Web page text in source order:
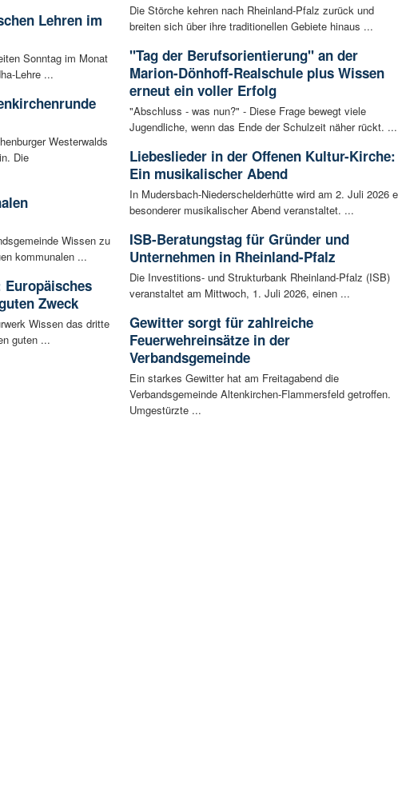
Lehren im
Sonntag im Monat
Lehre ...
Westerwalds
Die
Wissen zu
kommunalen ...
Zweck
Wissen das dritte
guten ...
Die Störche kehren nach Rheinland-Pfalz zurück und
breiten sich über ihre traditionellen Gebiete hinaus ...
"Tag der Berufsorientierung" an der
Marion-Dönhoff-Realschule plus Wissen
erneut ein voller Erfolg
"Abschluss - was nun?" - Diese Frage bewegt viele
Jugendliche, wenn das Ende der Schulzeit näher rückt. ...
Liebeslieder in der Offenen Kultur-Kirche:
Ein musikalischer Abend
In Mudersbach-Niederschelderhütte wird am 2. Juli 2026
besonderer musikalischer Abend veranstaltet. ...
ISB-Beratungstag für Gründer und
Unternehmen in Rheinland-Pfalz
Die Investitions- und Strukturbank Rheinland-Pfalz (ISB)
veranstaltet am Mittwoch, 1. Juli 2026, einen ...
Gewitter sorgt für zahlreiche
Feuerwehreinsätze in der
Verbandsgemeinde
Ein starkes Gewitter hat am Freitagabend die
Verbandsgemeinde Altenkirchen-Flammersfeld getroffen.
Umgestürzte ...